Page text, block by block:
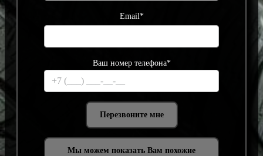
Email*
Ваш номер телефона*
Мы можем показать Вам похожие